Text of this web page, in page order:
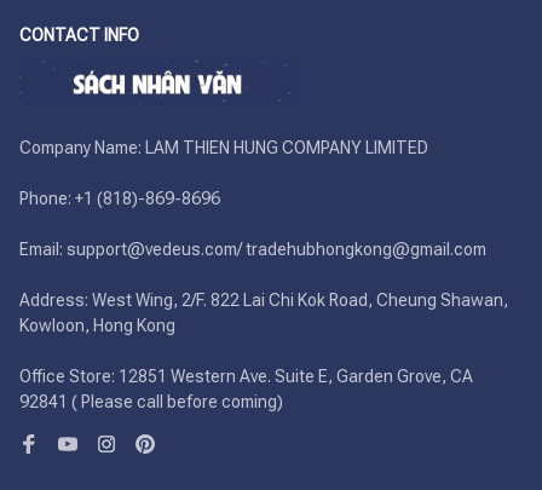
CONTACT INFO
Company Name: LAM THIEN HUNG COMPANY LIMITED
Phone: +1 (818)-869-8696
Email: support@vedeus.com/ tradehubhongkong@gmail.com
Address: West Wing, 2/F. 822 Lai Chi Kok Road, Cheung Shawan,
Kowloon, Hong Kong
Office Store: 12851 Western Ave. Suite E, Garden Grove, CA
92841 ( Please call before coming)